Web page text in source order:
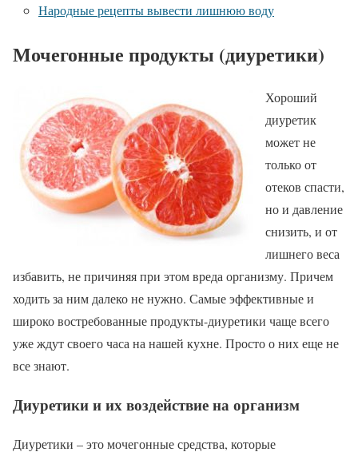
Народные рецепты вывести лишнюю воду
Мочегонные продукты (диуретики)
Хороший
диуретик
может не
только от
отеков спасти,
но и давление
снизить, и от
лишнего веса
избавить, не причиняя при этом вреда организму. Причем
ходить за ним далеко не нужно. Самые эффективные и
широко востребованные продукты-диуретики чаще всего
уже ждут своего часа на нашей кухне. Просто о них еще не
все знают.
Диуретики и их воздействие на организм
Диуретики – это мочегонные средства, которые